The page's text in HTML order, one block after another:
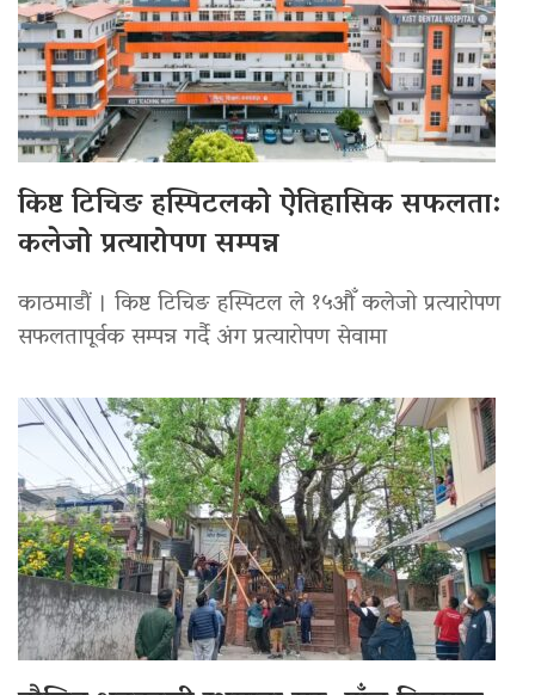
किष्ट टिचिङ हस्पिटलको ऐतिहासिक सफलता:
कलेजो प्रत्यारोपण सम्पन्न
काठमाडौं । किष्ट टिचिङ हस्पिटल ले १५औँ कलेजो प्रत्यारोपण
सफलतापूर्वक सम्पन्न गर्दै अंग प्रत्यारोपण सेवामा